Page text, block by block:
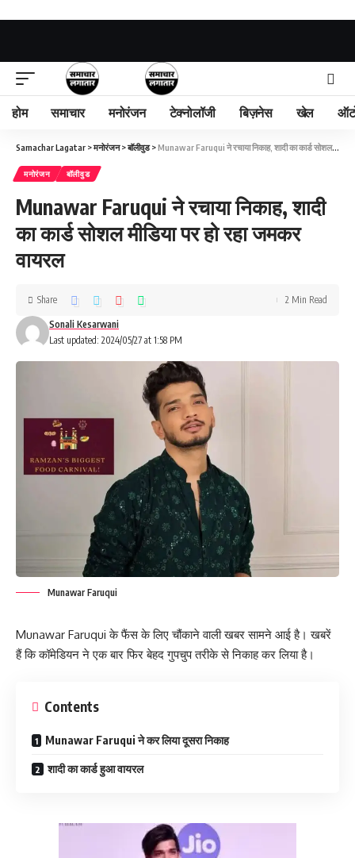
होम समाचार मनोरंजन टेक्नोलॉजी बिज़नेस खेल
Samachar Lagatar >मनोरंजन>बॉलीवुड>Munawar Faruqui ने रचाया निकाह, शादी का कार्ड सोशल मीडिया पर हो रहा जमकर वायरल
मनोरंजन बॉलीवुड
Munawar Faruqui ने रचाया निकाह, शादी
का कार्ड सोशल मीडिया पर हो रहा जमकर
वायरल
Last updated: 2024/05/27 at 1:58 PM
Sonali Kesarwani
Share 2 Min Read
Munawar Faruqui
Munawar Faruqui के फैंस के लिए चौंकाने वाली खबर सामने आई है। खबरें
हैं कि कॉमेडियन ने एक बार फिर बेहद गुपचुप तरीके से निकाह कर लिया है।
Contents
Munawar Faruqui ने कर लिया दूसरा निकाह
शादी का कार्ड हुआ वायरल